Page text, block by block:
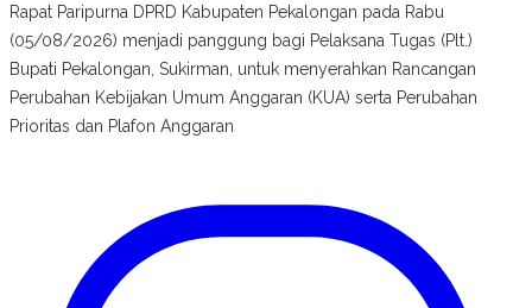
Rapat Paripurna DPRD Kabupaten Pekalongan pada Rabu
(05/08/2026) menjadi panggung bagi Pelaksana Tugas (Plt.)
Bupati Pekalongan, Sukirman, untuk menyerahkan Rancangan
Perubahan Kebijakan Umum Anggaran (KUA) serta Perubahan
Prioritas dan Plafon Anggaran